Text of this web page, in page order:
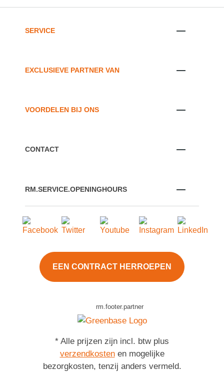
SERVICE
EXCLUSIEVE PARTNER VAN
VOORDELEN BIJ ONS
CONTACT
RM.SERVICE.OPENINGHOURS
EEN CONTRACT HERROEPEN
rm.footer.partner
* Alle prijzen zijn incl. btw plus
verzendkostenen mogelijke
bezorgkosten, tenzij anders vermeld.